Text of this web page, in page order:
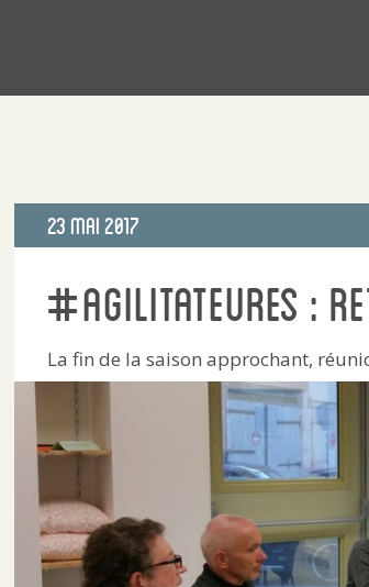
Publié
23 Mai 2017
#agilitateurEs :
La fin de la saison approchant,